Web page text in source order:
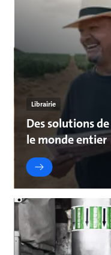
Librairie
Des solutions
le monde entier